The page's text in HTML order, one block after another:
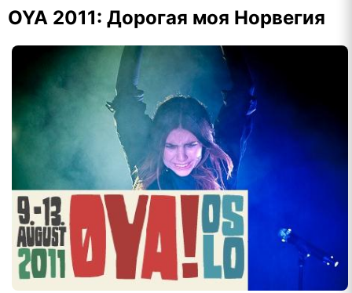
OYA 2011: Дорогая моя Норвегия